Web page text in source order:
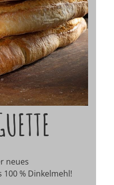
neues
% Dinkelmehl!